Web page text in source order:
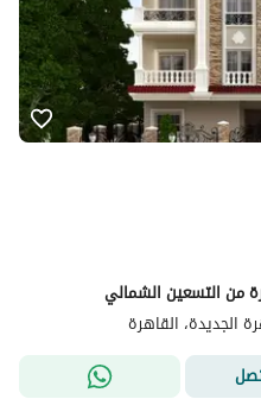
من التسعين الشمالي
الجديدة، القاهرة